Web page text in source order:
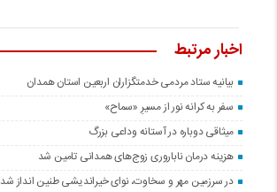
اخبار مرتبط
بیانیه ستاد مردمی خدمتگزاران اربعین استان همدان
سفر به کرانه‌ نور از مسیرِ «سماح»
میثاقی دوباره در آستانه‌ وداعی بزرگ
هزینه درمان ناباروری زوج‌های همدانی تامین شد
در سرزمین مهر و سخاوت، نوای خیراندیشی طنین انداز شد